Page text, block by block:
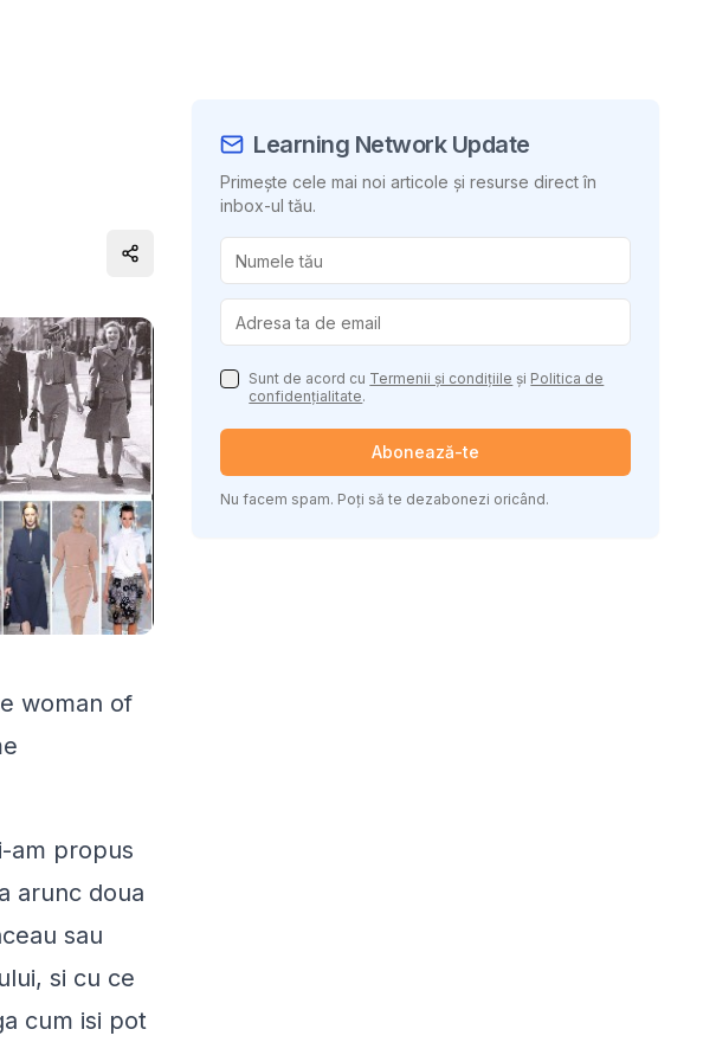
Distribuie conținutul
woman of
am propus
arunc doua
sau
si cu ce
cum isi pot
Learning Network Update
Primește cele mai noi articole și resurse direct în
inbox-ul tău.
Sunt de acord cu Termenii și condițiile și Politica de
confidențialitate.
Abonează-te
Nu facem spam. Poți să te dezabonezi oricând.